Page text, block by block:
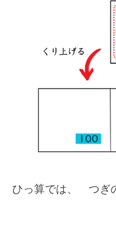
ひっ算では、 つぎ